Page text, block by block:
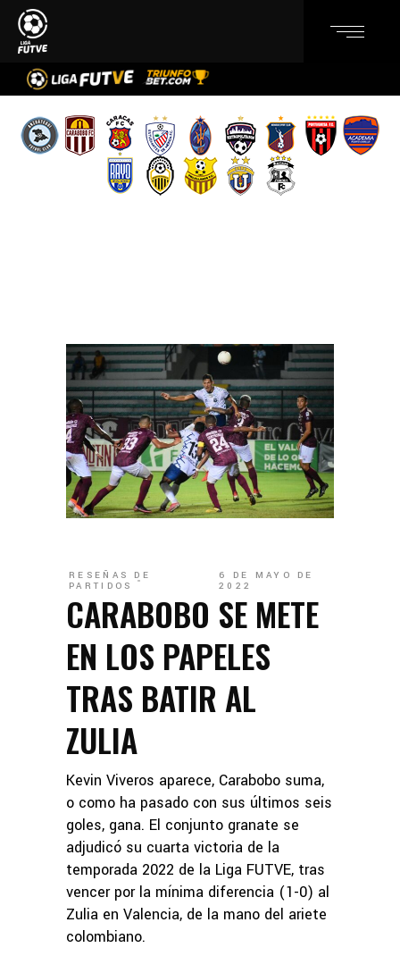
RESEÑAS DE
PARTIDOS
6 DE MAYO DE
2022
CARABOBO SE METE
EN LOS PAPELES
TRAS BATIR AL
ZULIA
Kevin Viveros aparece, Carabobo suma,
o como ha pasado con sus últimos seis
goles, gana. El conjunto granate se
adjudicó su cuarta victoria de la
temporada 2022 de la Liga FUTVE, tras
vencer por la mínima diferencia (1-0) al
Zulia en Valencia, de la mano del ariete
colombiano.